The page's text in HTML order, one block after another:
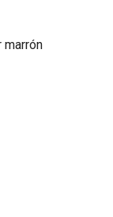
marrón